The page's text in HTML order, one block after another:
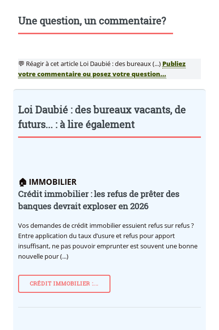
Une question, un commentaire?
💬 Réagir à cet article Loi Daubié : des bureaux (...) Publiez
votre commentaire ou posez votre question...
Loi Daubié : des bureaux vacants, de
futurs... : à lire également
🏠 IMMOBILIER
Crédit immobilier : les refus de prêter des
banques devrait exploser en 2026
Vos demandes de crédit immobilier essuient refus sur refus ?
Entre application du taux d’usure et refus pour apport
insuffisant, ne pas pouvoir emprunter est souvent une bonne
nouvelle pour (...)
CRÉDIT IMMOBILIER :...